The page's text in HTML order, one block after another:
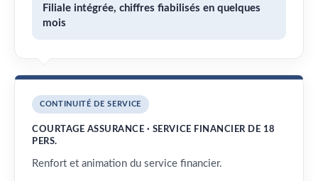
Filiale intégrée, chiffres fiabilisés en quelques
mois
CONTINUITÉ DE SERVICE
COURTAGE ASSURANCE · SERVICE FINANCIER DE 18
PERS.
Renfort et animation du service financier.